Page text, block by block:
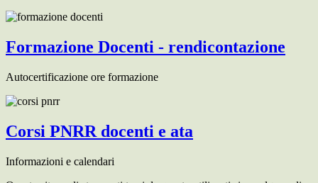
Formazione Docenti - rendicontazione
Autocertificazione ore formazione
Corsi PNRR docenti e ata
Informazioni e calendari